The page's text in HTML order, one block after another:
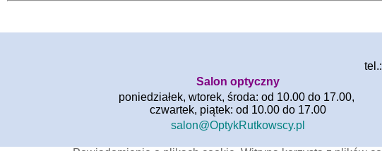
tel.:
Salon optyczny
poniedziałek, wtorek, środa: od 10.00 do 17.00,
czwartek, piątek: od 10.00 do 17.00
salon@OptykRutkowscy.pl